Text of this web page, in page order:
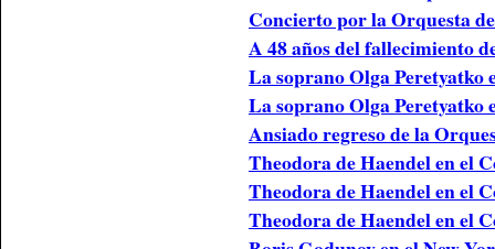
Concierto por la Orquesta
A 48 años del fallecimiento
La soprano Olga
La soprano Olga
Ansiado regreso de la
Theodora de Haendel en el
Theodora de Haendel en el
Theodora de Haendel en el